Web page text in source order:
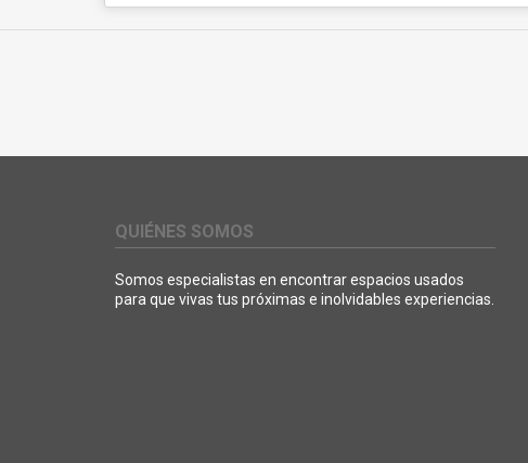
QUIÉNES SOMOS
Somos especialistas en encontrar espacios usados
para que vivas tus próximas e inolvidables experiencias.